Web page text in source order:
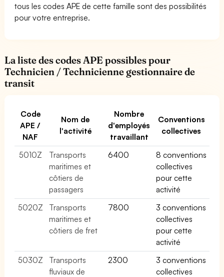
tous les codes APE de cette famille sont des possibilités
pour votre entreprise.
La liste des codes APE possibles pour
Technicien / Technicienne gestionnaire de
transit
Code
APE /
NAF
Nom de
l'activité
Nombre
d'employés
travaillant
Conventions
collectives
5010Z
Transports
maritimes et
côtiers de
passagers
6400
8 conventions
collectives
pour cette
activité
5020Z
Transports
maritimes et
côtiers de fret
7800
3 conventions
collectives
pour cette
activité
5030Z
Transports
fluviaux de
2300
3 conventions
collectives